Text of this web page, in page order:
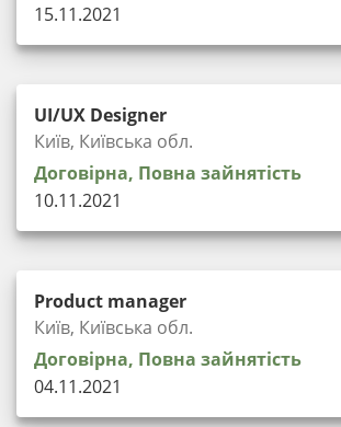
15.11.2021
UI/UX Designer
Київ, Київська обл.
Договірна, Повна зайнятість
10.11.2021
Product manager
Київ, Київська обл.
Договірна, Повна зайнятість
04.11.2021